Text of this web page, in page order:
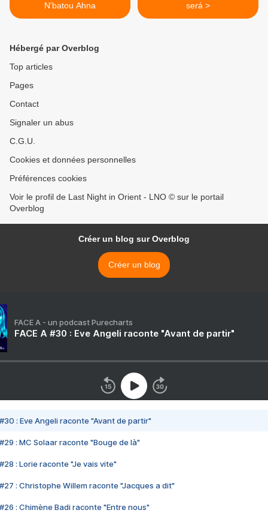
N'batou Ahna
será >
Hébergé par Overblog
Top articles
Pages
Contact
Signaler un abus
C.G.U.
Cookies et données personnelles
Préférences cookies
Voir le profil de Last Night in Orient - LNO © sur le portail
Overblog
Créer un blog sur Overblog
Créer un blog
FACE A - un podcast Purecharts
FACE A #30 : Eve Angeli raconte "Avant de partir"
#30 : Eve Angeli raconte "Avant de partir"
#29 : MC Solaar raconte "Bouge de là"
#28 : Lorie raconte "Je vais vite"
#27 : Christophe Willem raconte "Jacques a dit"
#26 : Chimène Badi raconte "Entre nous"